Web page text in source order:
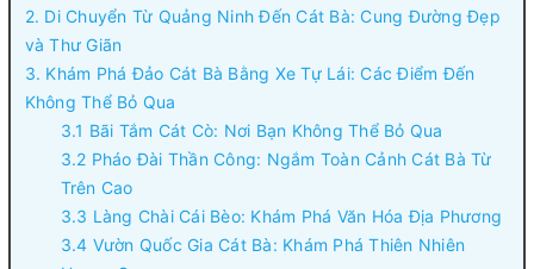
2. Di Chuyển Từ Quảng Ninh Đến Cát Bà: Cung Đường Đẹp
và Thư Giãn
3. Khám Phá Đảo Cát Bà Bằng Xe Tự Lái: Các Điểm Đến
Không Thể Bỏ Qua
3.1 Bãi Tắm Cát Cò: Nơi Bạn Không Thể Bỏ Qua
3.2 Pháo Đài Thần Công: Ngắm Toàn Cảnh Cát Bà Từ
Trên Cao
3.3 Làng Chài Cái Bèo: Khám Phá Văn Hóa Địa Phương
3.4 Vườn Quốc Gia Cát Bà: Khám Phá Thiên Nhiên